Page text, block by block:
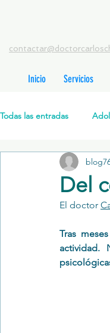
Inicio Servicios
Todas las entradas
Salud Mental Perinatal
Formación
Promoción de la salud
Del
El doctor
Tras
actividad.